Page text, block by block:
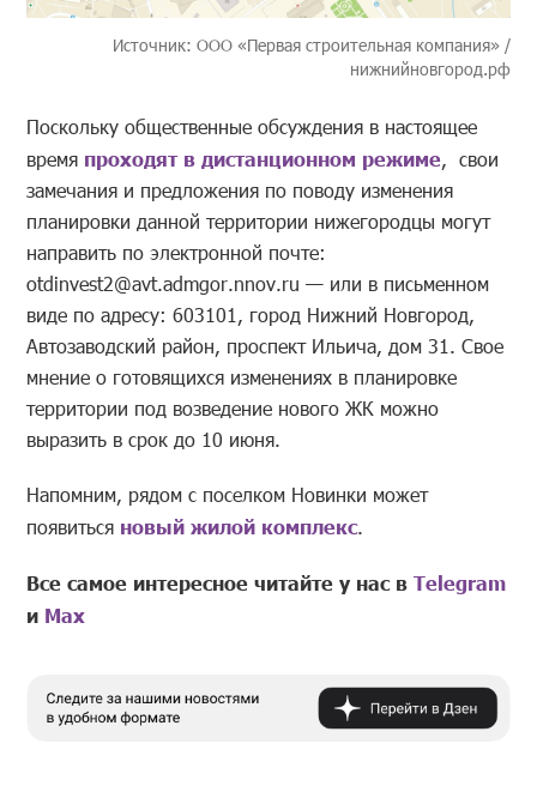
Источник: ООО «Первая строительная компания» /
нижнийновгород.рф
Поскольку общественные обсуждения в настоящее
время проходят в дистанционном режиме, свои
замечания и предложения по поводу изменения
планировки данной территории нижегородцы могут
направить по электронной почте:
otdinvest2@avt.admgor.nnov.ru — или в письменном
виде по адресу: 603101, город Нижний Новгород,
Автозаводский район, проспект Ильича, дом 31. Свое
мнение о готовящихся изменениях в планировке
территории под возведение нового ЖК можно
выразить в срок до 10 июня.
Напомним, рядом с поселком Новинки может
появиться новый жилой комплекс.
Все самое интересное читайте у нас вTelegram
и Mах